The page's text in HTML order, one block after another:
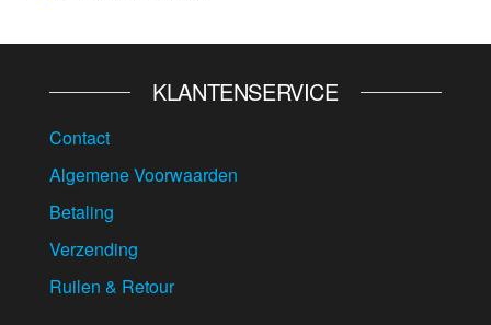
KLANTENSERVICE
Contact
Algemene Voorwaarden
Betaling
Verzending
Ruilen & Retour